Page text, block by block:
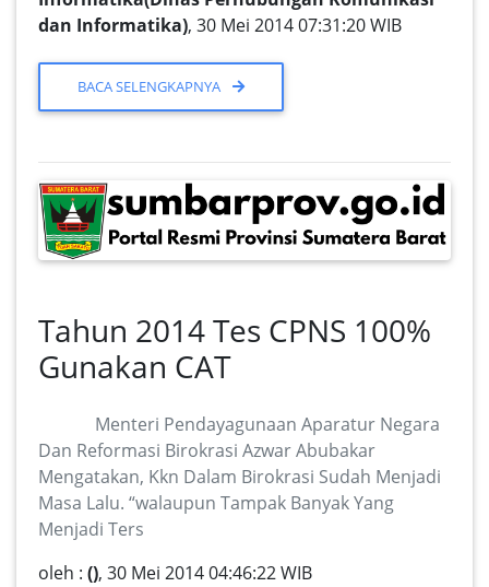
dan Informatika), 30 Mei 2014 07:31:20 WIB
BACA SELENGKAPNYA
Tahun 2014 Tes CPNS 100%
Gunakan CAT
Menteri Pendayagunaan Aparatur Negara
Dan Reformasi Birokrasi Azwar Abubakar
Mengatakan, Kkn Dalam Birokrasi Sudah Menjadi
Masa Lalu. “walaupun Tampak Banyak Yang
Menjadi Ters
oleh : (), 30 Mei 2014 04:46:22 WIB